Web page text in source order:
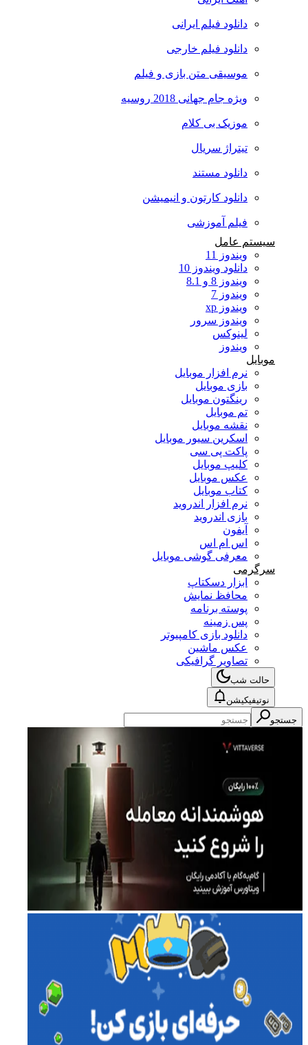
دانلود فیلم ایرانی
دانلود فیلم خارجی
موسیقی متن بازی و فیلم
ویژه جام جهانی 2018 روسیه
موزیک بی کلام
تیتراژ سریال
دانلود مستند
دانلود کارتون و انیمیشن
فیلم آموزشی
عامل
ویندوز 11
دانلود ویندوز 10
ویندوز 8 و 8.1
ویندوز 7
ویندوز xp
ویندوز سرور
لینوکس
ویندوز
نرم افزار موبایل
بازی موبایل
رینگتون موبایل
تم موبایل
نقشه موبایل
اسکرین سیور موبایل
پاکت پی سی
کلیپ موبایل
عکس موبایل
کتاب موبایل
نرم افزار اندروید
بازی اندروید
آیفون
اس ام اس
معرفی گوشی موبایل
ابزار دسکتاپ
محافظ نمایش
پوسته برنامه
پس زمینه
دانلود بازی کامپیوتر
عکس ماشین
تصاویر گرافیکی
حالت شب
نوتیفیکیشن